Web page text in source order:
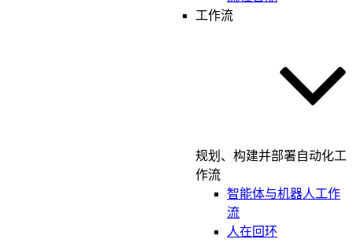
工作流
规划、构建并部署自动化工
作流
智能体与机器人工作
流
人在回环